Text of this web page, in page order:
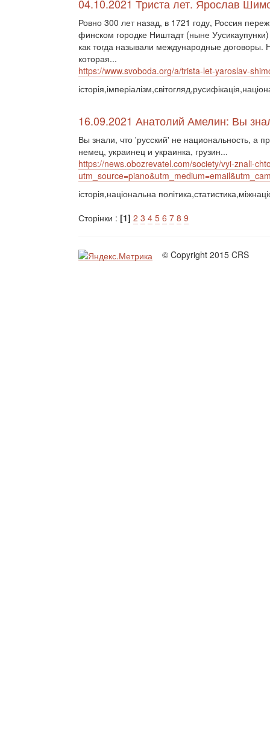
04.10.2021 Триста лет. Ярослав
Ровно 300 лет назад, в 1721 году, Россия
финском городке Ништадт (ныне
как тогда называли международные
которая...
https://www.svoboda.org/a/trista-let-yaroslav-
16.09.2021 Анатолий Амелин: Вы
Вы знали, что 'русский' не национальность, а
немец, украинец и украинка, грузин...
https://news.obozrevatel.com/society/vyi-znali-
історія,національна
Сторінки : [1] 2 3 4 5 6 7 8 9
© Copyright 2015 CRS